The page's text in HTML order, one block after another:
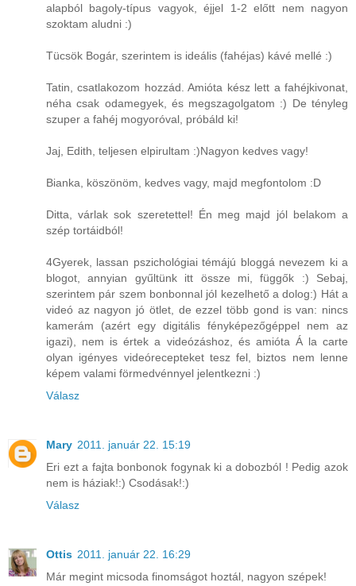
alapból bagoly-típus vagyok, éjjel 1-2 előtt nem nagyon
szoktam aludni :)
Tücsök Bogár, szerintem is ideális (fahéjas) kávé mellé :)
Tatin, csatlakozom hozzád. Amióta kész lett a fahéjkivonat,
néha csak odamegyek, és megszagolgatom :) De tényleg
szuper a fahéj mogyoróval, próbáld ki!
Jaj, Edith, teljesen elpirultam :)Nagyon kedves vagy!
Bianka, köszönöm, kedves vagy, majd megfontolom :D
Ditta, várlak sok szeretettel! Én meg majd jól belakom a
szép tortáidból!
4Gyerek, lassan pszichológiai témájú bloggá nevezem ki a
blogot, annyian gyűltünk itt össze mi, függők :) Sebaj,
szerintem pár szem bonbonnal jól kezelhető a dolog:) Hát a
videó az nagyon jó ötlet, de ezzel több gond is van: nincs
kamerám (azért egy digitális fényképezőgéppel nem az
igazi), nem is értek a videózáshoz, és amióta Á la carte
olyan igényes videórecepteket tesz fel, biztos nem lenne
képem valami förmedvénnyel jelentkezni :)
Válasz
Mary 2011. január 22. 15:19
Eri ezt a fajta bonbonok fogynak ki a dobozból ! Pedig azok
nem is háziak!:) Csodásak!:)
Válasz
Ottis 2011. január 22. 16:29
Már megint micsoda finomságot hoztál, nagyon szépek!